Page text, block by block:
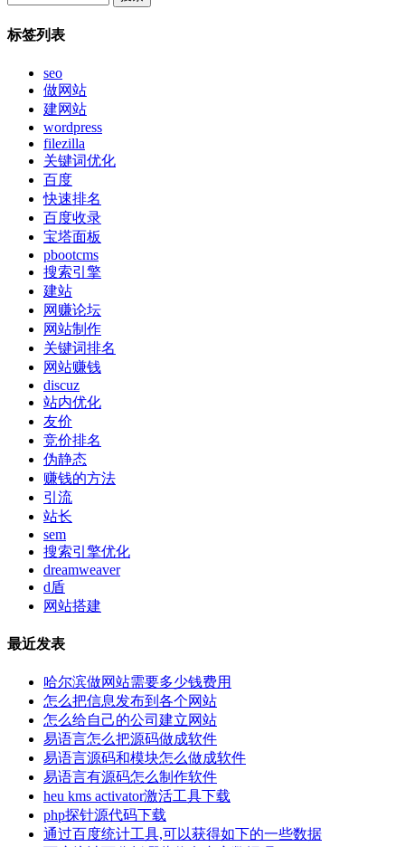
标签列表
seo
做网站
建网站
wordpress
filezilla
关键词优化
百度
快速排名
百度收录
宝塔面板
pbootcms
搜索引擎
建站
网赚论坛
网站制作
关键词排名
网站赚钱
discuz
站内优化
友价
竞价排名
伪静态
赚钱的方法
引流
站长
sem
搜索引擎优化
dreamweaver
d盾
网站搭建
最近发表
哈尔滨做网站需要多少钱费用
怎么把信息发布到各个网站
怎么给自己的公司建立网站
易语言怎么把源码做成软件
易语言源码和模块怎么做成软件
易语言有源码怎么制作软件
heu kms activator激活工具下载
php探针源代码下载
通过百度统计工具,可以获得如下的一些数据